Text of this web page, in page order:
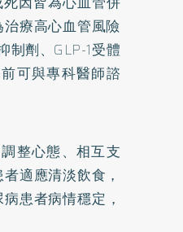
療高心血管風險
制劑、GLP-1受體
可與專科醫師諮
整心態、相互支
適應清淡飲食，
患者病情穩定，